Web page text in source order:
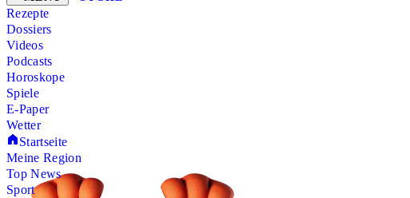
Rezepte
Dossiers
Videos
Podcasts
Horoskope
Spiele
E-Paper
Wetter
Startseite
Meine Region
Top News
Sport